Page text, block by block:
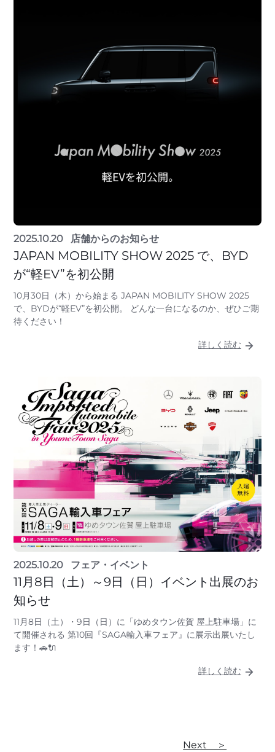
2025.10.20 店舗からのお知らせ
JAPAN MOBILITY SHOW 2025 で、BYD
が“軽EV”を初公開
10月30日（木）から始まる JAPAN MOBILITY SHOW 2025
で、BYDが“軽EV”を初公開。 どんな一台になるのか、ぜひご期
待ください！
詳しく読む
2025.10.20 フェア・イベント
11月8日（土）～9日（日）イベント出展のお
知らせ
11月8日（土）・9日（日）に「ゆめタウン佐賀 屋上駐車場」に
て開催される 第10回『SAGA輸入車フェア』に展示出展いたし
ます！🚗🔌
詳しく読む
Next ＞